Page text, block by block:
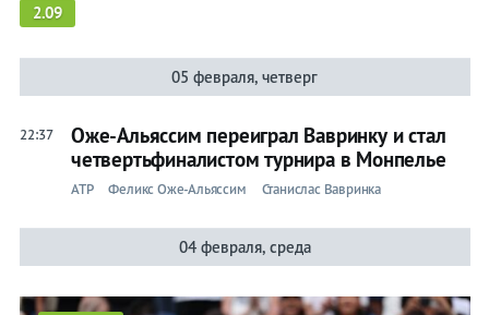
2.09
05 февраля, четверг
22:37
Оже-Альяссим переиграл Вавринку и стал
четвертьфиналистом турнира в Монпелье
ATP Феликс Оже-Альяссим Станислас Вавринка
04 февраля, среда